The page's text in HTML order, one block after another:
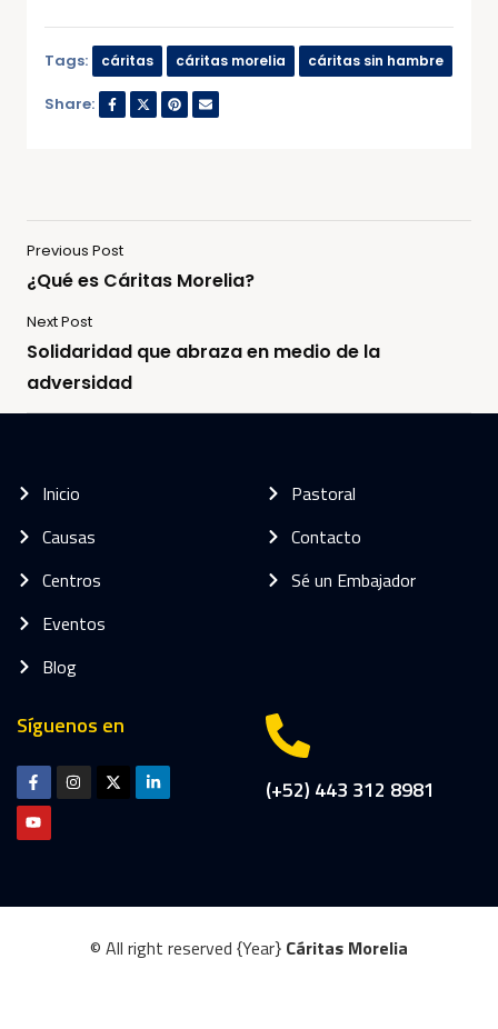
Tags: cáritas cáritas morelia cáritas sin hambre
Share:
Previous Post
¿Qué es Cáritas Morelia?
Next Post
Solidaridad que abraza en medio de la
adversidad
Inicio
Causas
Centros
Eventos
Blog
Pastoral
Contacto
Sé un Embajador
Síguenos en
(+52) 443 312 8981
© All right reserved {Year} Cáritas Morelia